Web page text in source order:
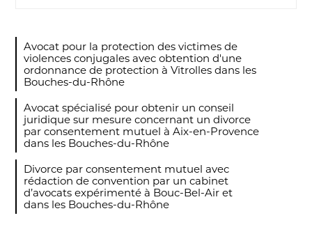
Avocat pour la protection des victimes de
violences conjugales avec obtention d'une
ordonnance de protection à Vitrolles dans les
Bouches-du-Rhône
Avocat spécialisé pour obtenir un conseil
juridique sur mesure concernant un divorce
par consentement mutuel à Aix-en-Provence
dans les Bouches-du-Rhône
Divorce par consentement mutuel avec
rédaction de convention par un cabinet
d’avocats expérimenté à Bouc-Bel-Air et
dans les Bouches-du-Rhône